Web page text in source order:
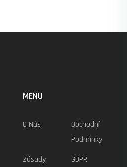
MENU
O Nás
Obchodní
Podmínky
Zásady
GDPR